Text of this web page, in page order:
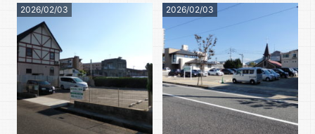
2026/02/03 2026/02/03